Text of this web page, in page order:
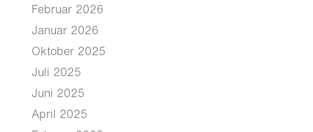
Februar 2026
Januar 2026
Oktober 2025
Juli 2025
Juni 2025
April 2025